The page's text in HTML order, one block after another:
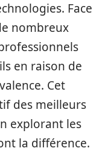
Face
nombreux
en raison de
Cet
des meilleurs
explorant les
la différence.